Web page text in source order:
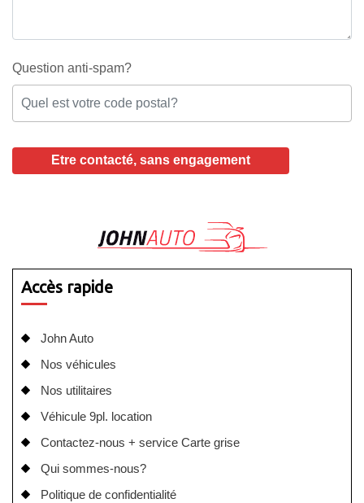
Question anti-spam?
Accès rapide
John Auto
Nos véhicules
Nos utilitaires
Véhicule 9pl. location
Contactez-nous + service Carte grise
Qui sommes-nous?
Politique de confidentialité